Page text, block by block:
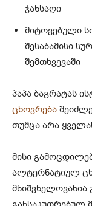
ჯანსაღი
მიტოვებული
შესაბამისი
შემთხვევაში
პაპა ბაგრატას
ცხოვრება
თუმცა არა
მისი
ალტერნატიულ